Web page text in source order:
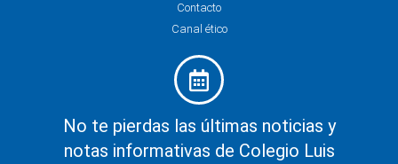
Contacto
Canal ético
No te pierdas las últimas noticias y
notas informativas de Colegio Luis